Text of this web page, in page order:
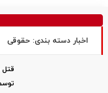
اخبار دسته بندی: حقوقی
قتل